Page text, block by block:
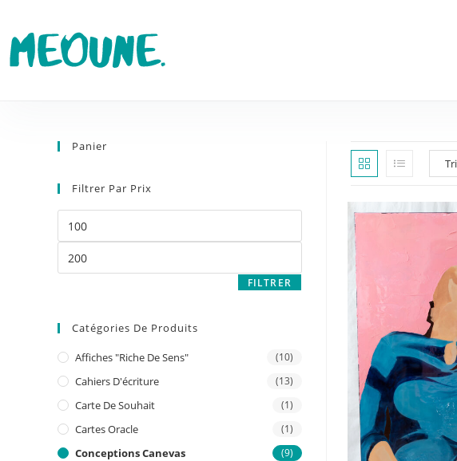
Panier
Filtrer Par Prix
FILTRER
Catégories De Produits
Affiches "riche De Sens" (10)
Cahiers D'écriture (13)
Carte De Souhait (1)
Cartes Oracle (1)
Conceptions Canevas (9)